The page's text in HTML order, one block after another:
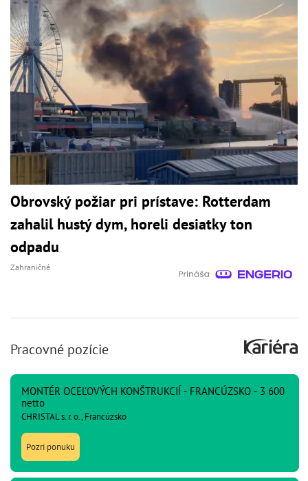
Obrovský požiar pri prístave: Rotterdam
zahalil hustý dym, horeli desiatky ton
odpadu
Zahraničné
Pracovné pozície
MONTÉR OCEĽOVÝCH KONŠTRUKCIÍ - FRANCÚZSKO - 3 600
netto
CHRISTAL s. r. o., Francúzsko
Pozri ponuku